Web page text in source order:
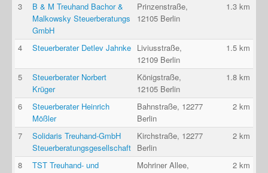
3
B & M Treuhand Bachor &
Malkowsky Steuerberatungs
GmbH
Prinzenstraße,
12105 Berlin
1.3 km
4 Steuerberater Detlev Jahnke Liviusstraße,
12109 Berlin
1.5 km
5
Steuerberater Norbert
Krüger
Königstraße,
12105 Berlin
1.8 km
6
Steuerberater Heinrich
Mößler
Bahnstraße, 12277
Berlin
2 km
7
Solidaris Treuhand-GmbH
Steuerberatungsgesellschaft
Kirchstraße, 12277
Berlin
2 km
8
TST Treuhand- und
Mohriner Allee,
2 km